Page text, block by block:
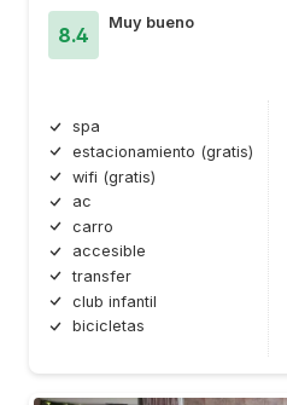
8.4
Muy bueno
spa
estacionamiento (gratis)
wifi (gratis)
ac
carro
accesible
transfer
club infantil
bicicletas